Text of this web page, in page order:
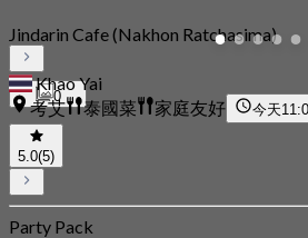
0
Jindarin Cafe (Nakhon Ratchasima)
Khao Yai
考艾
泰國菜 家庭友好 今天
5.0(5)
Party Pack